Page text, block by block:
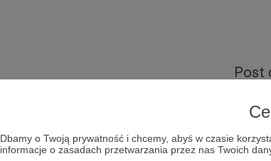
Dbamy o Twoją prywatność i chcemy, abyś w czasie
informacje o zasadach przetwarzania przez nas Twoich
Post